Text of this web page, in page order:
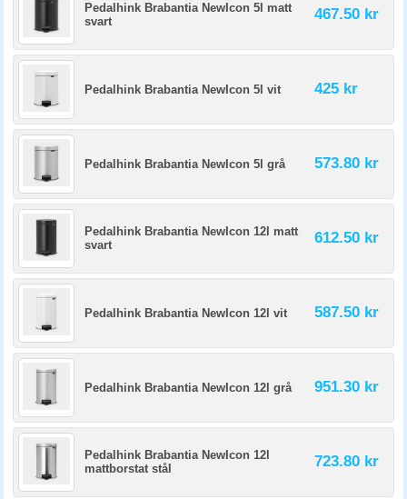
Pedalhink Brabantia NewIcon 5l matt
svart
467.50 kr
Pedalhink Brabantia NewIcon 5l vit 425 kr
Pedalhink Brabantia NewIcon 5l grå 573.80 kr
Pedalhink Brabantia NewIcon 12l matt
svart
612.50 kr
Pedalhink Brabantia NewIcon 12l vit 587.50 kr
Pedalhink Brabantia NewIcon 12l grå 951.30 kr
Pedalhink Brabantia NewIcon 12l
mattborstat stål
723.80 kr